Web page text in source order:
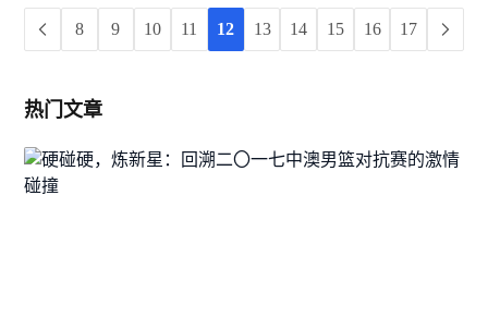
8 9 10 11 12 13 14 15 16 17
热门文章